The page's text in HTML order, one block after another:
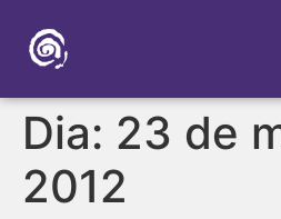
Dia: 23 de
2012